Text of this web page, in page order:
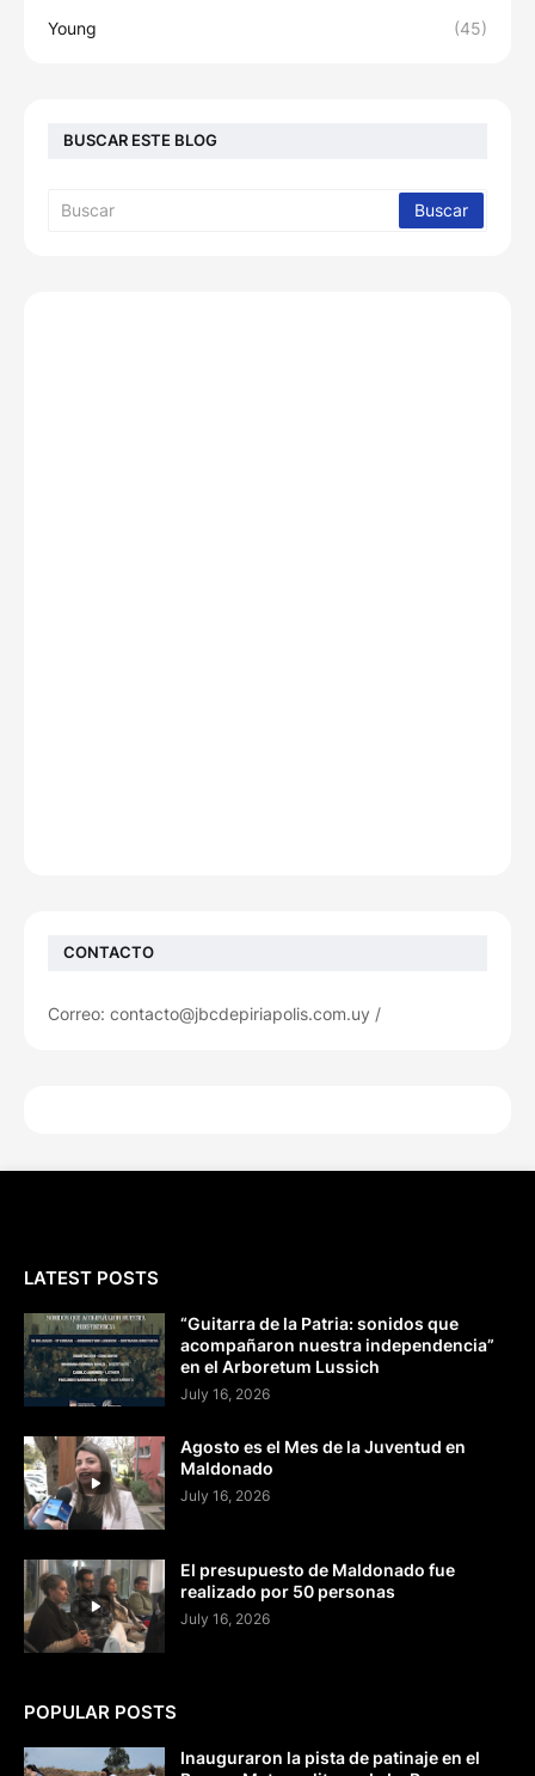
Young (45)
BUSCAR ESTE BLOG
CONTACTO
Correo: contacto@jbcdepiriapolis.com.uy /
LATEST POSTS
“Guitarra de la Patria: sonidos que
acompañaron nuestra independencia”
en el Arboretum Lussich
July 16, 2026
Agosto es el Mes de la Juventud en
Maldonado
July 16, 2026
El presupuesto de Maldonado fue
realizado por 50 personas
July 16, 2026
POPULAR POSTS
Inauguraron la pista de patinaje en el